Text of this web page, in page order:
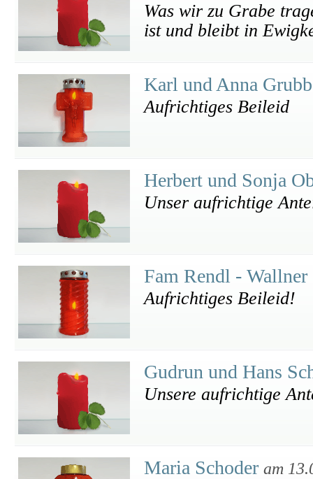
Was wir zu Grabe
ist und bleibt in
Karl und Anna
Aufrichtiges Beileid
Herbert und Sonja
Unser aufrichtige
Fam Rendl -
Aufrichtiges Beileid!
Gudrun und Hans
Unsere aufrichtige
Maria Schoder am